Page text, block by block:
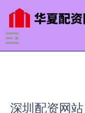
深圳配资网